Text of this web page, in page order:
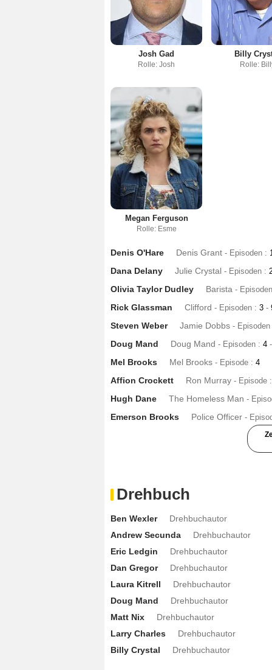
Josh Gad
Rolle: Josh
Billy
Rolle:
Megan Ferguson
Rolle: Esme
Denis O'Hare Denis Grant - Episoden :
Dana Delany Julie Crystal - Episoden :
Olivia Taylor Dudley Barista -
Rick Glassman Clifford - Episoden : 3 -
Steven Weber Jamie Dobbs - Episoden
Doug Mand Doug Mand - Episoden : 4 -
Mel Brooks Mel Brooks - Episode : 4
Affion Crockett Ron Murray - Episode :
Hugh Dane The Homeless Man -
Emerson Brooks Police Officer -
Andrew Secunda
Sugar Ray Leonard Sugar Ray Leonard
Kristen Anderson-Lopez Kristen
McG McG - Episode :5
Brian Huskey
Dan Gill Dan Gill - Episode :
Will Sasso Will Sasso - Episode :
Drehbuch
Ben Wexler
Drehbuchautor
Andrew Secunda
Drehbuchautor
Eric Ledgin
Drehbuchautor
Dan Gregor
Drehbuchautor
Laura Kitrell
Drehbuchautor
Doug Mand
Drehbuchautor
Matt Nix
Drehbuchautor
Larry Charles
Drehbuchautor
Billy Crystal
Drehbuchautor